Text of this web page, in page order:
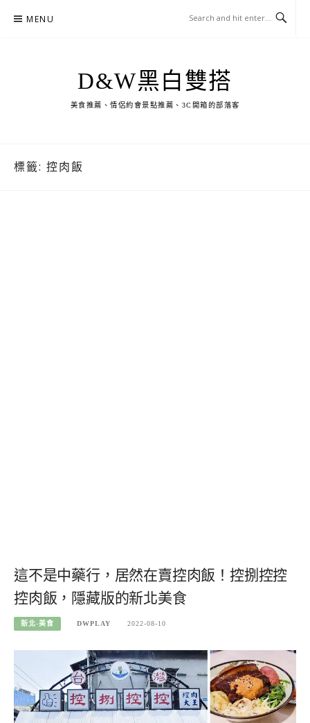
MENU
D&W黑白雙搭
美食推薦、情侶約會景點推薦、3C開箱的部落客
標籤: 控肉飯
這不是中藥行，居然在賣控肉飯！控捌控控
控肉飯，隱藏版的新北美食
新北-美食 DWPLAY 2022-08-10